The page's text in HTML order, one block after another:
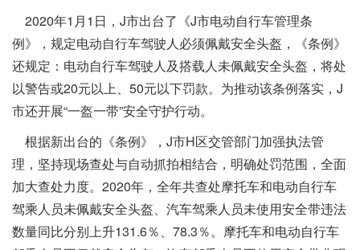
2020年1月1日，J市出台了《J市电动自行车管理条
例》，规定电动自行车驾驶人必须佩戴安全头盔，《条例》
还规定：电动自行车驾驶人及搭载人未佩戴安全头盔，将处
以警告或20元以上、50元以下罚款。为推动该条例落实，J
市还开展“一盔一带”安全守护行动。
根据新出台的《条例》，J市H区交管部门加强执法管
理，坚持现场查处与自动抓拍相结合，明确处罚范围，全面
加大查处力度。2020年，全年共查处摩托车和电动自行车
驾乘人员未佩戴安全头盔、汽车驾乘人员未使用安全带违法
数量同比分别上升131.6％、78.3％。摩托车和电动自行车